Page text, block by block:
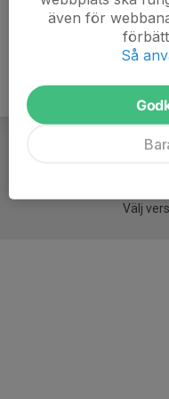
Välj
även för
Så